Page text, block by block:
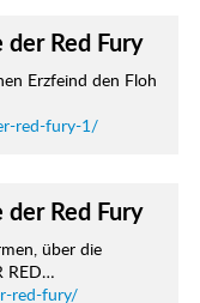
Red Fury
Erzfeind den Floh
red-fury-1/
Red Fury
über die
RED…
red-fury/